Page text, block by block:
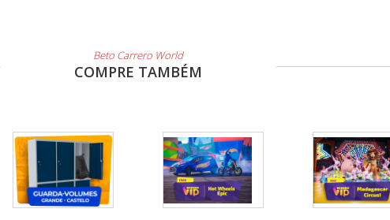
Beto Carrero World
COMPRE TAMBÉM